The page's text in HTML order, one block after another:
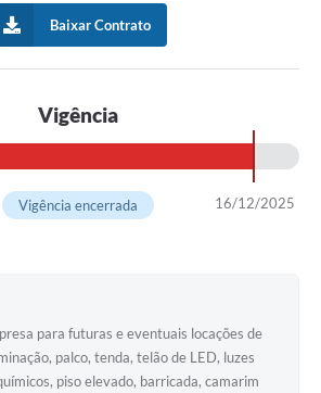
Baixar Contrato
Vigência
16/12/2025
Vigência encerrada
para futuras e eventuais locações de
palco, tenda, telão de LED, luzes
piso elevado, barricada, camarim